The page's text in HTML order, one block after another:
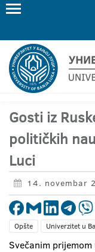
Gosti iz
političkih
Luci
14. novembar
Opšte Univerzitet u
Svečanim